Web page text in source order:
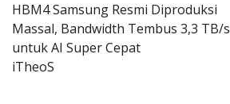
HBM4 Samsung Resmi Diproduksi
Massal, Bandwidth Tembus 3,3 TB/s
untuk AI Super Cepat
iTheoS